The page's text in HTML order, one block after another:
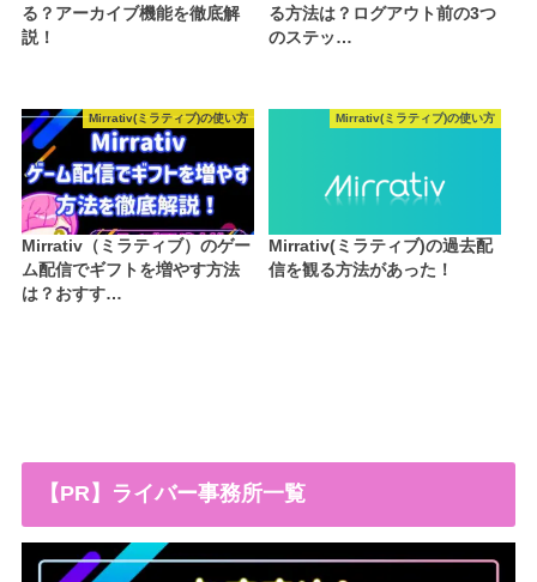
る？アーカイブ機能を徹底解
説！
る方法は？ログアウト前の3つ
のステッ…
Mirrativ(ミラティブ)の使い方
Mirrativ（ミラティブ）のゲー
ム配信でギフトを増やす方法
は？おすす…
Mirrativ(ミラティブ)の使い方
Mirrativ(ミラティブ)の過去配
信を観る方法があった！
【PR】ライバー事務所一覧